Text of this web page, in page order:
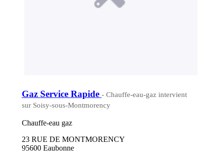
Gaz Service Rapide - Chauffe-eau-gaz intervient
sur Soisy-sous-Montmorency
Chauffe-eau gaz
23 RUE DE MONTMORENCY
95600 Eaubonne